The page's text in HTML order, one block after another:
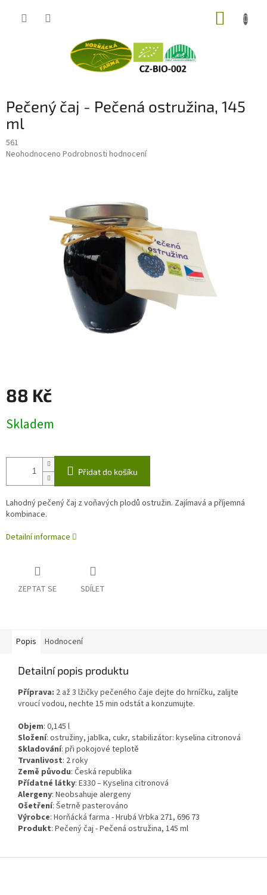
Pečený čaj - Pečená ostružina, 145
ml
561
Průměrné
Neohodnoceno Podrobnosti hodnocení
88 Kč
cena:
Skladem
Přidat do košíku
Lahodný pečený čaj z voňavých plodů ostružin. Zajímavá a příjemná
kombinace.
Detailní informace
ZEPTAT SE SDÍLET
Popis Hodnocení
Detailní popis produktu
Příprava: 2 až 3 lžičky pečeného čaje dejte do hrníčku, zalijte
vroucí vodou, nechte 15 min odstát a konzumujte.
Objem: 0,145 l
Složení: ostružiny, jablka, cukr, stabilizátor: kyselina citronová
Skladování: při pokojové teplotě
Trvanlivost: 2 roky
Země původu: Česká republika
Přídatné látky: E330 – Kyselina citronová
Alergeny: Neobsahuje alergeny
Ošetření: Šetrně pasterováno
Výrobce: Horňácká farma - Hrubá Vrbka 271, 696 73
Produkt: Pečený čaj - Pečená ostružina, 145 ml